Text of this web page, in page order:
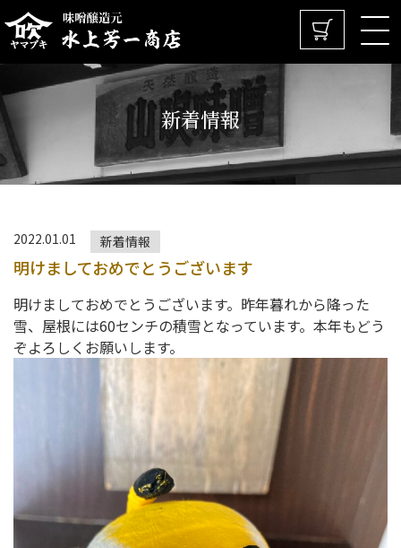
新着情報
2022.01.01 新着情報
明けましておめでとうございます
明けましておめでとうございます。昨年暮れから降った
雪、屋根には60センチの積雪となっています。本年もどう
ぞよろしくお願いします。